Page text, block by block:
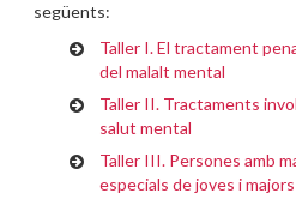
següents:
Taller I. El tractament
del malalt mental
Taller II. Tractaments
salut mental
Taller III. Persones amb
especials de joves i majors